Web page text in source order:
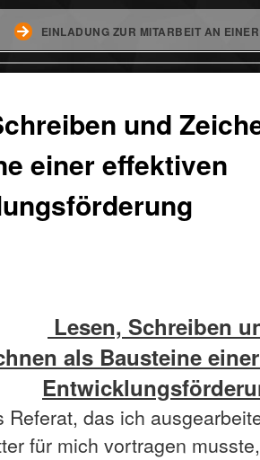
EINLADUNG ZUR MITARBEIT AN
und
einer effektiven
Lesen, Schreiben
als Bausteine
Referat, das ich
für mich vortragen